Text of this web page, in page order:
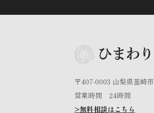
〒407-0003 山梨県韮崎市
営業時間 24時間
>無料相談はこちら